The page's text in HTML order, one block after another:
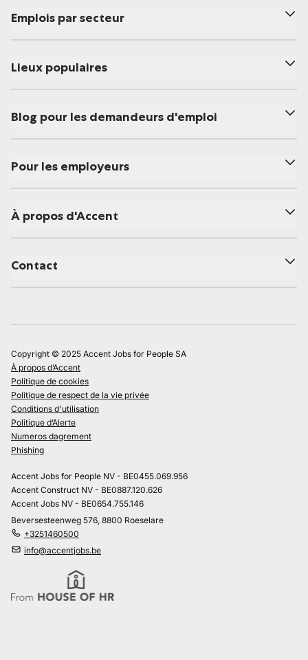
Emplois par secteur
Lieux populaires
Blog pour les demandeurs d'emploi
Pour les employeurs
À propos d'Accent
Contact
Copyright © 2025 Accent Jobs for People SA
À propos d’Accent
Politique de cookies
Politique de respect de la vie privée
Conditions d'utilisation
Politique d’Alerte
Numeros dagrement
Phishing
Accent Jobs for People NV - BE0455.069.956
Accent Construct NV - BE0887.120.626
Accent Jobs NV - BE0654.755.146
Beversesteenweg 576, 8800 Roeselare
+3251460500
info@accentjobs.be